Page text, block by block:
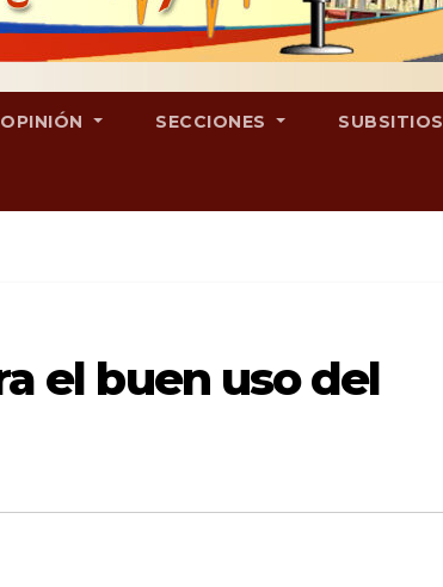
OPINIÓN SECCIONES SUBSITIOS
el buen uso del